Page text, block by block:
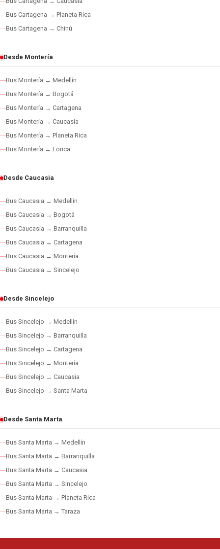
Bus Cartagena → Planeta Rica
Bus Cartagena → Chinú
Desde Montería
Bus Montería → Medellín
Bus Montería → Bogotá
Bus Montería → Cartagena
Bus Montería → Caucasia
Bus Montería → Planeta Rica
Bus Montería → Lorica
Desde Caucasia
Bus Caucasia → Medellín
Bus Caucasia → Bogotá
Bus Caucasia → Barranquilla
Bus Caucasia → Cartagena
Bus Caucasia → Montería
Bus Caucasia → Sincelejo
Desde Sincelejo
Bus Sincelejo → Medellín
Bus Sincelejo → Barranquilla
Bus Sincelejo → Cartagena
Bus Sincelejo → Montería
Bus Sincelejo → Caucasia
Bus Sincelejo → Santa Marta
Desde Santa Marta
Bus Santa Marta → Medellín
Bus Santa Marta → Barranquilla
Bus Santa Marta → Caucasia
Bus Santa Marta → Sincelejo
Bus Santa Marta → Planeta Rica
Bus Santa Marta → Taraza